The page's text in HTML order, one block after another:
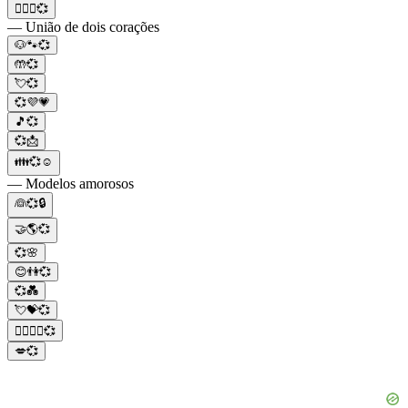
👩‍❤️‍👩💞
— União de dois corações
🐶🐾💞
🤲💞
💘💞
💞💜💗
🎵💞
💞📩
👪💞☺️
— Modelos amorosos
👰💞🔒
🤝🌎💞
💞🌸
😊👫💞
💞💑
💘💝💞
🙇‍♀️🙇‍♂️💞
💋💞